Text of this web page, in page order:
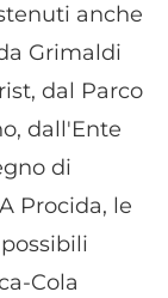
anche
Grimaldi
dal Parco
dall'Ente
di
Procida, le
Cola